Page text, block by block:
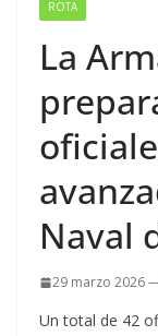
ROTA
La
Naval
29 marzo 2026
Un total de 42